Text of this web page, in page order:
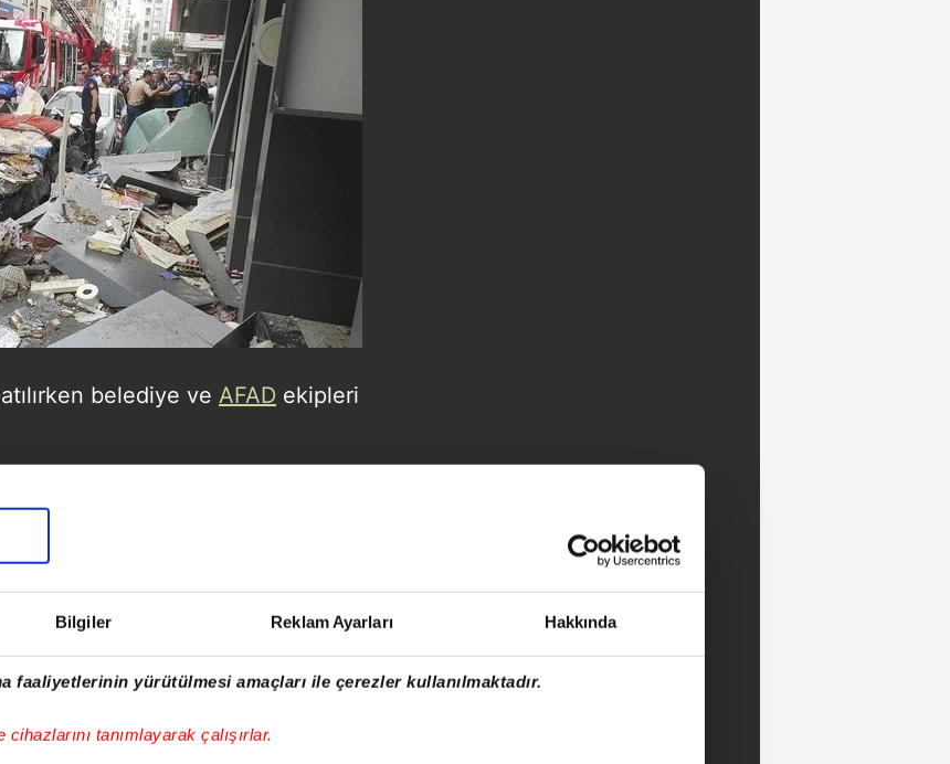
Bilgiler Reklam Ayarları Hakkında
faaliyetlerinin yürütülmesi amaçları ile çerezler kullanılmaktadır.
tanımlayarak çalışırlar.
belediye ve AFAD ekipleri
molozlar çevredeki araçların
camları da kırıldı.